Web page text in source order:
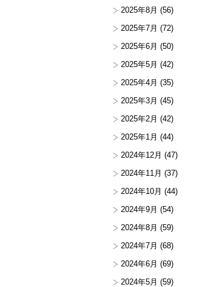
2025年8月 (56)
2025年7月 (72)
2025年6月 (50)
2025年5月 (42)
2025年4月 (35)
2025年3月 (45)
2025年2月 (42)
2025年1月 (44)
2024年12月 (47)
2024年11月 (37)
2024年10月 (44)
2024年9月 (54)
2024年8月 (59)
2024年7月 (68)
2024年6月 (69)
2024年5月 (59)